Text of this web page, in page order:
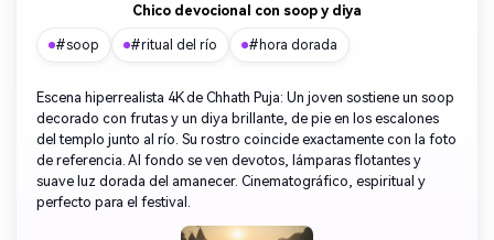
Chico devocional con soop y diya
#soop #ritual del río #hora dorada
Escena hiperrealista 4K de Chhath Puja: Un joven sostiene un soop
decorado con frutas y un diya brillante, de pie en los escalones
del templo junto al río. Su rostro coincide exactamente con la foto
de referencia. Al fondo se ven devotos, lámparas flotantes y
suave luz dorada del amanecer. Cinematográfico, espiritual y
perfecto para el festival.